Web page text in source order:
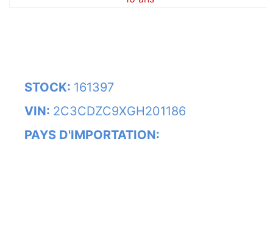
STOCK: 161397
VIN: 2C3CDZC9XGH201186
PAYS D'IMPORTATION: